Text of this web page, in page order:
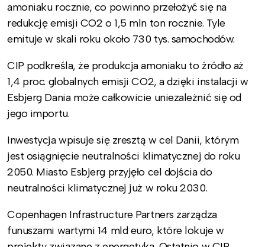
amoniaku rocznie, co powinno przełożyć się na
redukcję emisji CO2 o 1,5 mln ton rocznie. Tyle
emituje w skali roku około 730 tys. samochodów.
CIP podkreśla, że produkcja amoniaku to źródło aż
1,4 proc. globalnych emisji CO2, a dzięki instalacji w
Esbjerg Dania może całkowicie uniezależnić się od
jego importu.
Inwestycja wpisuje się zresztą w cel Danii, którym
jest osiągnięcie neutralności klimatycznej do roku
2050. Miasto Esbjerg przyjęło cel dojścia do
neutralności klimatycznej już w roku 2030.
Copenhagen Infrastructure Partners zarządza
funuszami wartymi 14 mld euro, które lokuje w